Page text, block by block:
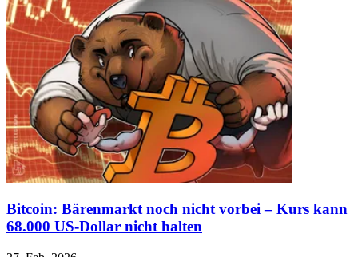
Bitcoin: Bärenmarkt noch nicht vorbei – Kurs kann
68.000 US-Dollar nicht halten